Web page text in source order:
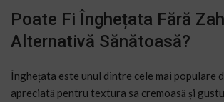
Poate Fi Înghețata Fără
Alternativă Sănătoasă?
Înghețata este unul dintre cele mai populare
apreciată pentru textura sa cremoasă și